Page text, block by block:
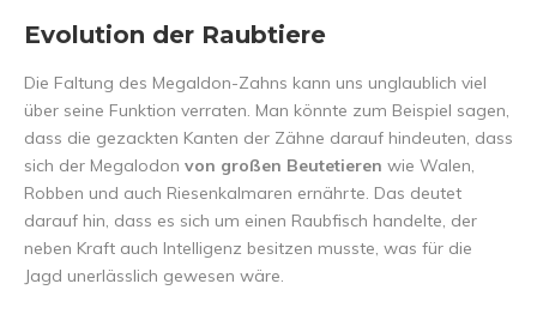
Evolution der Raubtiere
Die Faltung des Megaldon-Zahns kann uns unglaublich viel
über seine Funktion verraten. Man könnte zum Beispiel sagen,
dass die gezackten Kanten der Zähne darauf hindeuten, dass
sich der Megalodon von großen Beutetieren wie Walen,
Robben und auch Riesenkalmaren ernährte. Das deutet
darauf hin, dass es sich um einen Raubfisch handelte, der
neben Kraft auch Intelligenz besitzen musste, was für die
Jagd unerlässlich gewesen wäre.